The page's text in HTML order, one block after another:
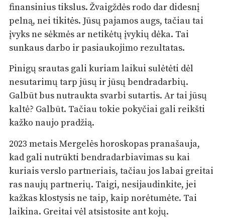
finansinius tikslus. Žvaigždės rodo dar didesnį
pelną, nei tikitės. Jūsų pajamos augs, tačiau tai
įvyks ne sėkmės ar netikėtų įvykių dėka. Tai
sunkaus darbo ir pasiaukojimo rezultatas.
Pinigų srautas gali kuriam laikui sulėtėti dėl
nesutarimų tarp jūsų ir jūsų bendradarbių.
Galbūt bus nutraukta svarbi sutartis. Ar tai jūsų
kaltė? Galbūt. Tačiau tokie pokyčiai gali reikšti
kažko naujo pradžią.
2023 metais Mergelės horoskopas pranašauja,
kad gali nutrūkti bendradarbiavimas su kai
kuriais verslo partneriais, tačiau jos labai greitai
ras naujų partnerių. Taigi, nesijaudinkite, jei
kažkas klostysis ne taip, kaip norėtumėte. Tai
laikina. Greitai vėl atsistosite ant kojų.